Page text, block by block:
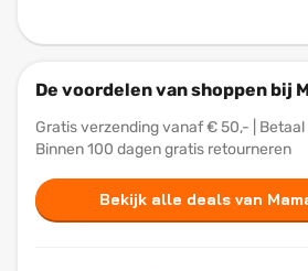
De voordelen van shoppen bij
Gratis verzending vanaf € 50,- | Betaal
Binnen 100 dagen gratis retourneren
Bekijk alle deals van